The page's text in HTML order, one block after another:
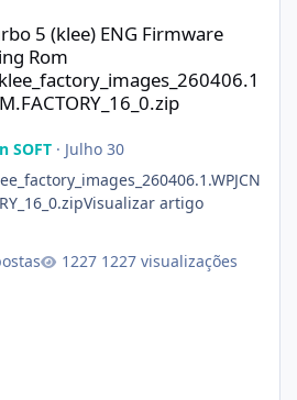
5 (klee) ENG Firmware
Rom
SOFT· Julho 30
artigo
1227 visualizações